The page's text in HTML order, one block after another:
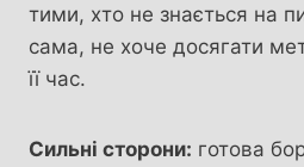
тими, хто не знається на
сама, не хоче досягати
її час.
Сильні сторони: готова